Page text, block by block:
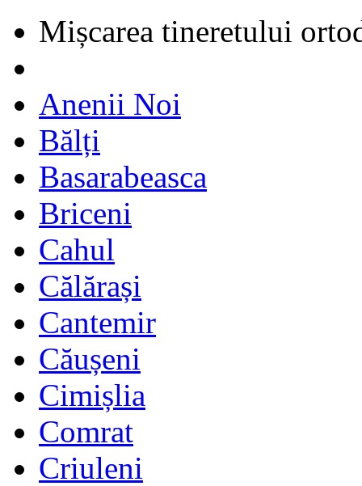
Mișcarea tineretului
Anenii Noi
Bălți
Basarabeasca
Briceni
Cahul
Călărași
Cantemir
Căușeni
Cimișlia
Comrat
Criuleni